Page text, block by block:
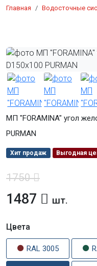
Главная Водосточные
МП "FORAMINA" угол
PURMAN
Хит продаж Выгодная
1750
1487 шт.
Цвета
RAL 3005